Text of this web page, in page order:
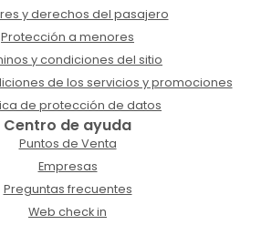
y derechos del pasajero
Protección a menores
y condiciones del sitio
de los servicios y promociones
de protección de datos
Centro de ayuda
Puntos de Venta
Empresas
Preguntas frecuentes
Web check in